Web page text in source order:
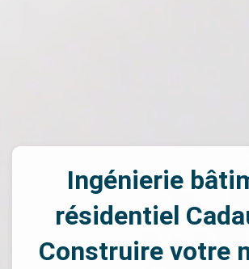
Ingénierie
résidentiel
Construire votre